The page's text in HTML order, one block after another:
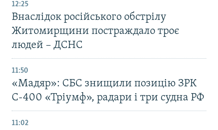
12:25
Внаслідок російського обстрілу
Житомирщини постраждало троє
людей – ДСНС
11:50
«Мадяр»: СБС знищили позицію ЗРК
С-400 «Тріумф», радари і три судна РФ
11:02